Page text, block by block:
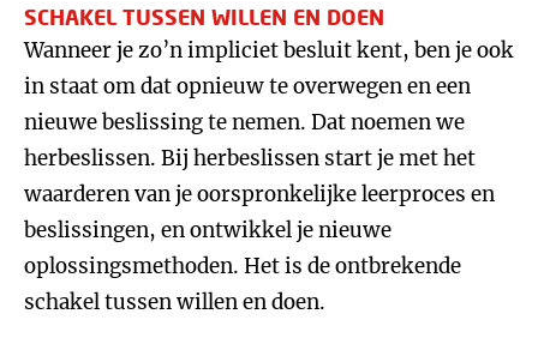
SCHAKEL TUSSEN WILLEN EN DOEN
Wanneer je zo’n impliciet besluit kent, ben je ook
in staat om dat opnieuw te overwegen en een
nieuwe beslissing te nemen. Dat noemen we
herbeslissen. Bij herbeslissen start je met het
waarderen van je oorspronkelijke leerproces en
beslissingen, en ontwikkel je nieuwe
oplossingsmethoden. Het is de ontbrekende
schakel tussen willen en doen.